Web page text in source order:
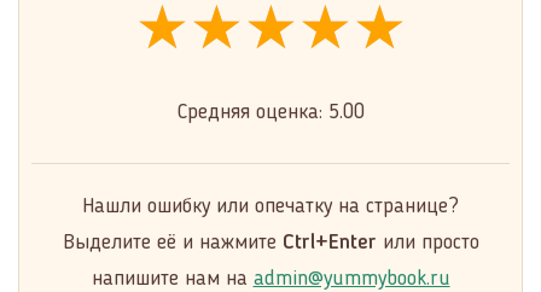
★★★★★
★★★★★
★★★★★
Средняя оценка: 5.00
Нашли ошибку или опечатку на странице?
Выделите её и нажмите Ctrl+Enter или просто
напишите нам на admin@yummybook.ru